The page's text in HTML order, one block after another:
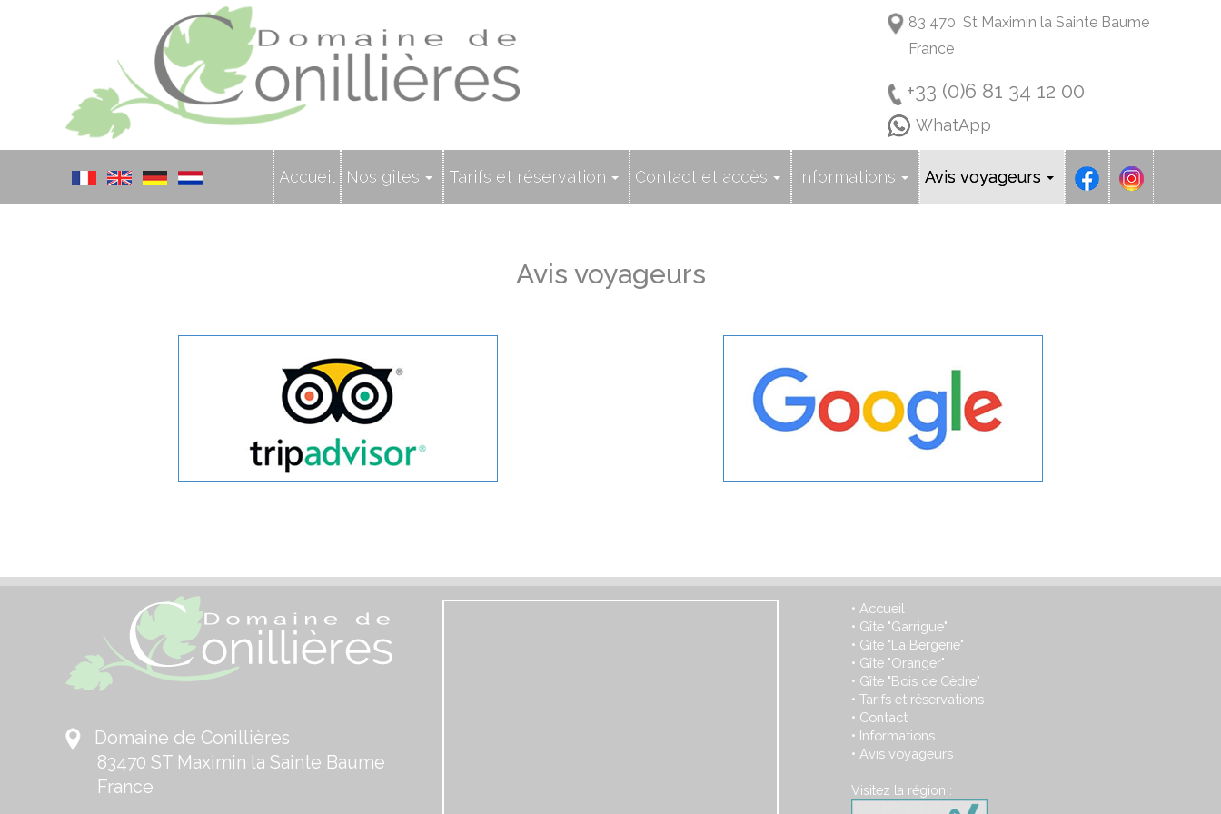
83 470 St Maximin la Sainte Baume
France
+33 (0)6 81 34 12 00
WhatApp
Accueil Nos gîtes Tarifs et réservation Contact et accès Informations Avis voyageurs
Avis voyageurs
Domaine de Conillières
83470 ST Maximin la Sainte Baume
France
• Accueil
• Gîte "Garrigue"
• Gîte "La Bergerie"
• Gîte "Oranger"
• Gîte "Bois de Cèdre"
• Tarifs et réservations
• Contact
• Informations
• Avis voyageurs
Visitez la région :